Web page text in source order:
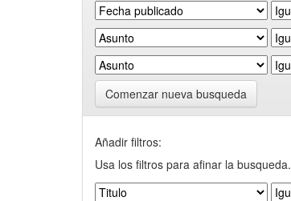
Comenzar nueva busqueda
Añadir filtros:
Usa los filtros para afinar la busqueda.